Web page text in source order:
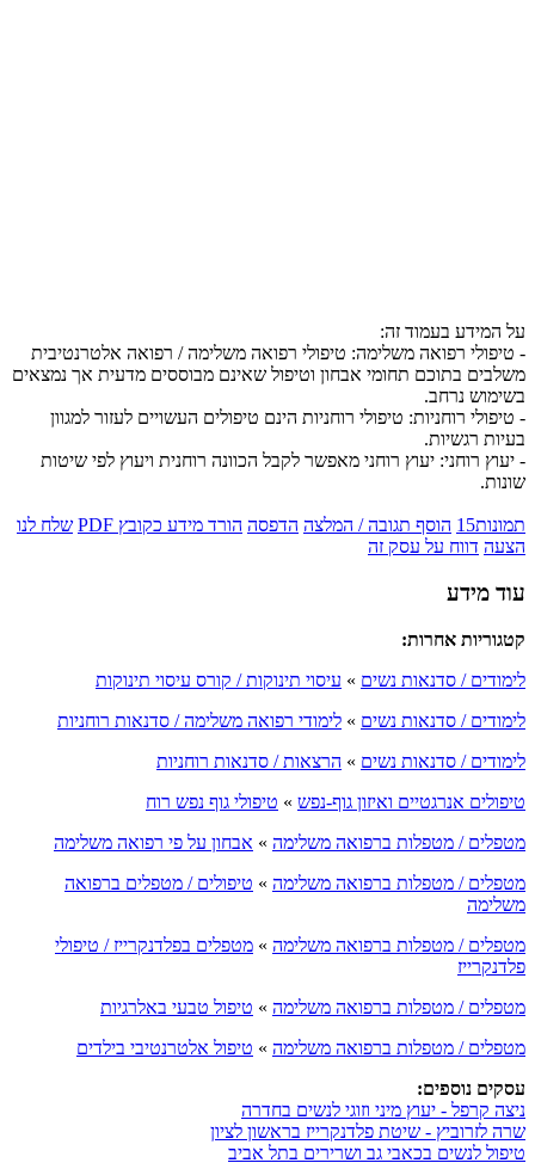
על המידע בעמוד זה:
- טיפולי רפואה משלימה: טיפולי רפואה משלימה / רפואה אלטרנטיבית
משלבים בתוכם תחומי אבחון וטיפול שאינם מבוססים מדעית אך נמצאים
בשימוש נרחב.
- טיפולי רוחניות: טיפולי רוחניות הינם טיפולים העשויים לעזור למגוון
בעיות רגשיות.
- יעוץ רוחני: יעוץ רוחני מאפשר לקבל הכוונה רוחנית ויעוץ לפי שיטות
שונות.
תמונות15 הוסף תגובה / המלצה הדפסה הורד מידע כקובץ PDF
שלח לנו
הצעה דווח על עסק זה
עוד מידע
קטגוריות אחרות:
לימודים / סדנאות נשים » עיסוי תינוקות / קורס עיסוי תינוקות
לימודים / סדנאות נשים » לימודי רפואה משלימה / סדנאות רוחניות
לימודים / סדנאות נשים » הרצאות / סדנאות רוחניות
טיפולים אנרגטיים ואיזון גוף-נפש » טיפולי גוף נפש רוח
מטפלים / מטפלות ברפואה משלימה » אבחון על פי רפואה משלימה
מטפלים / מטפלות ברפואה משלימה » טיפולים / מטפלים ברפואה
משלימה
מטפלים / מטפלות ברפואה משלימה » מטפלים בפלדנקרייז / טיפולי
פלדנקרייז
מטפלים / מטפלות ברפואה משלימה » טיפול טבעי באלרגיות
מטפלים / מטפלות ברפואה משלימה » טיפול אלטרנטיבי בילדים
עסקים נוספים:
ניצה קרפל - יעוץ מיני וזוגי לנשים בחדרה
שרה לזרוביץ - שיטת פלדנקרייז בראשון לציון
טיפול לנשים בכאבי גב ושרירים בתל אביב